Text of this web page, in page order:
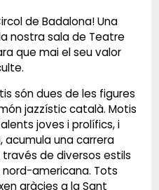
de Badalona! Una
nostra sala de Teatre
que mai el seu valor
són dues de les figures
jazzístic català. Motis
joves i prolífics, i
acumula una carrera
de diversos estils
nord-americana. Tots
gràcies a la Sant